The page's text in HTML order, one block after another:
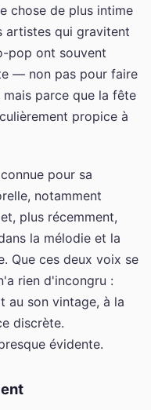
chose de plus intime
artistes qui gravitent
pop ont souvent
— non pas pour faire
parce que la fête
propice à
pour sa
notamment
plus récemment,
la mélodie et la
Que ces deux voix se
rien d'incongru :
au son vintage, à la
discrète.
évidente.